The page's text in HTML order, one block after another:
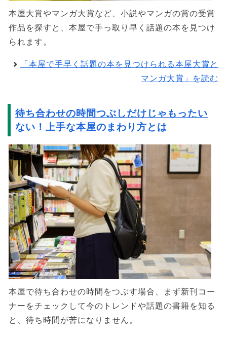
本屋大賞やマンガ大賞など、小説やマンガの賞の受賞
作品を探すと、本屋で手っ取り早く話題の本を見つけ
られます。
「本屋で手早く話題の本を見つけられる本屋大賞と
マンガ大賞」を読む
待ち合わせの時間つぶしだけじゃもったい
ない！上手な本屋のまわり方とは
本屋で待ち合わせの時間をつぶす場合、まず新刊コー
ナーをチェックして今のトレンドや話題の書籍を知る
と、待ち時間が苦になりません。